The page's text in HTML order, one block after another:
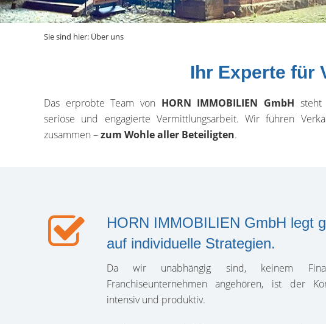
Sie sind hier: Über uns
Ihr Experte für
Das erprobte Team von HORN IMMOBILIEN GmbH steht
seriöse und engagierte Vermittlungsarbeit. Wir führen
zusammen –zum Wohle aller Beteiligten.
HORN IMMOBILIEN GmbH legt
auf individuelle Strategien.
Da wir unabhängig sind, keinem
Franchiseunternehmen angehören, ist der
intensiv und produktiv.